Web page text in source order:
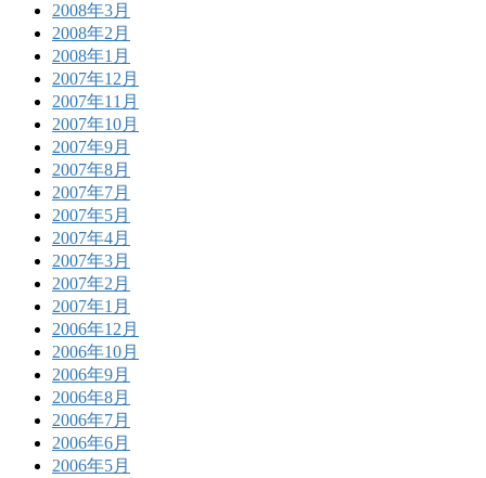
2008年3月
2008年2月
2008年1月
2007年12月
2007年11月
2007年10月
2007年9月
2007年8月
2007年7月
2007年5月
2007年4月
2007年3月
2007年2月
2007年1月
2006年12月
2006年10月
2006年9月
2006年8月
2006年7月
2006年6月
2006年5月